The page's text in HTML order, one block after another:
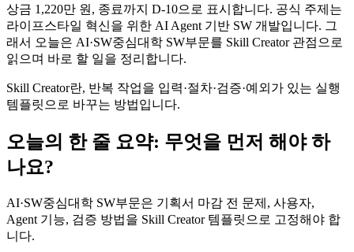
상금 1,220만 원, 종료까지 D-10으로 표시합니다. 공식 주제는
라이프스타일 혁신을 위한 AI Agent 기반 SW 개발입니다. 그
래서 오늘은 AI·SW중심대학 SW부문를 Skill Creator 관점으로
읽으며 바로 할 일을 정리합니다.
Skill Creator란, 반복 작업을 입력·절차·검증·예외가 있는 실행
템플릿으로 바꾸는 방법입니다.
오늘의 한 줄 요약: 무엇을 먼저 해야 하
나요?
AI·SW중심대학 SW부문은 기획서 마감 전 문제, 사용자,
Agent 기능, 검증 방법을 Skill Creator 템플릿으로 고정해야 합
니다.